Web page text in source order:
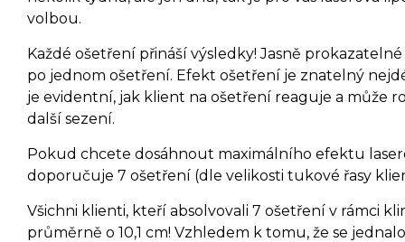
volbou.
Každé ošetření přináší výsledky! Jasně
po jednom ošetření. Efekt ošetření je znatelný
je evidentní, jak klient na ošetření reaguje a může
další sezení.
Pokud chcete dosáhnout maximálního efektu
doporučuje 7 ošetření (dle velikosti tukové řasy
Všichni klienti, kteří absolvovali 7 ošetření v rámci
průměrně o 10,1 cm! Vzhledem k tomu, že se